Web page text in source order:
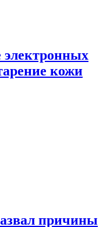
кожи
причины